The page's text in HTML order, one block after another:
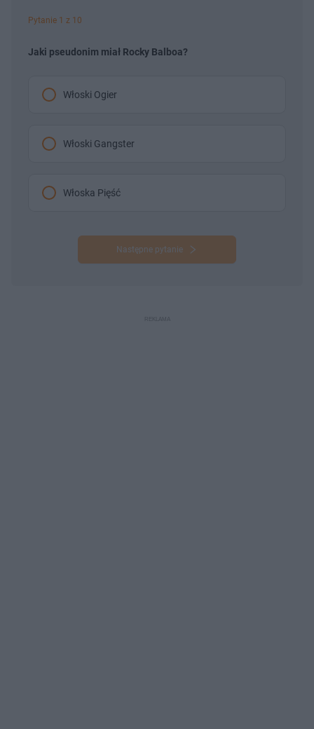
Pytanie 1 z 10
Jaki pseudonim miał Rocky Balboa?
Włoski Ogier
Włoski Gangster
Włoska Pięść
Następne pytanie